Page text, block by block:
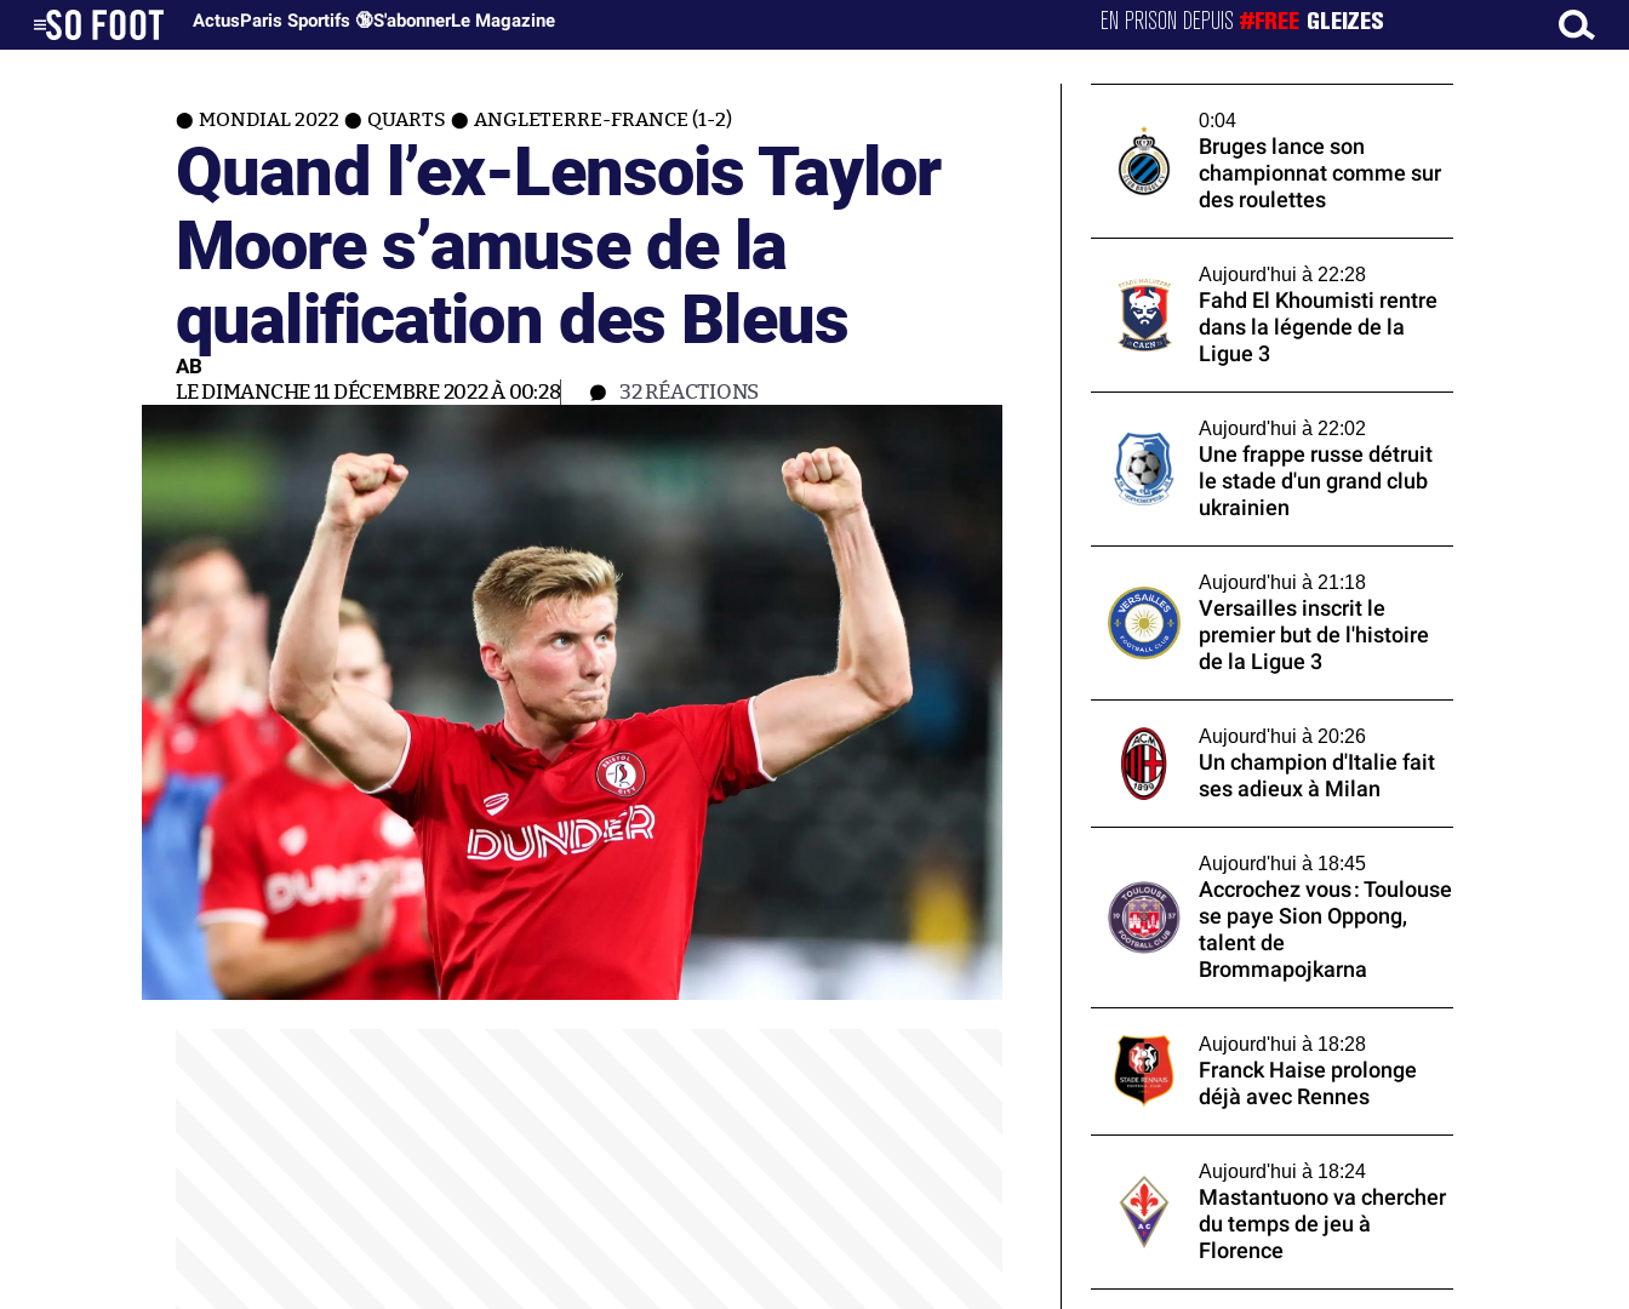
ActusParis Sportifs 🔞S'abonnerLe Magazine EN PRISON DEPUIS#FREE GLEIZES
MONDIAL 2022 QUARTS ANGLETERRE-FRANCE (1-2)
Quand l’ex-Lensois Taylor
Moore s’amuse de la
qualification des Bleus
AB
LE DIMANCHE 11 DÉCEMBRE 2022 À 00:28 32RÉACTIONS
0:04
Bruges lance son
championnat comme sur
des roulettes
Aujourd'hui à 22:28
Fahd El Khoumisti rentre
dans la légende de la
Ligue 3
Aujourd'hui à 22:02
Une frappe russe détruit
le stade d'un grand club
ukrainien
Aujourd'hui à 21:18
Versailles inscrit le
premier but de l'histoire
de la Ligue 3
Aujourd'hui à 20:26
Un champion d'Italie fait
ses adieux à Milan
Aujourd'hui à 18:45
Accrochez vous : Toulouse
se paye Sion Oppong,
talent de
Brommapojkarna
Aujourd'hui à 18:28
Franck Haise prolonge
déjà avec Rennes
Aujourd'hui à 18:24
Mastantuono va chercher
du temps de jeu à
Florence